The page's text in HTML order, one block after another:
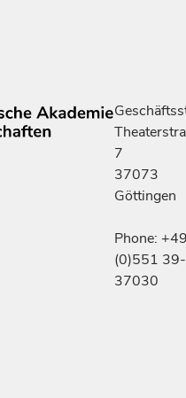
7
37073
Göttingen
Phone:
(0)551 39-
37030